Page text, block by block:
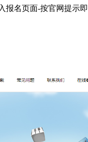
报名页面-按官网提示即